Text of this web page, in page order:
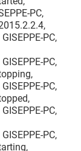
PC,
PC,
PC,
PC,
PC,
PC,